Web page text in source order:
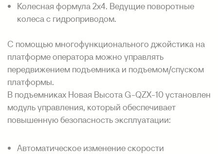
Колесная формула 2x4. Ведущие поворотные
колеса с гидроприводом.
С помощью многофункционального джойстика на
платформе оператора можно управлять
передвижением подъемника и подъемом/спуском
платформы.
В подъемниках Новая Высота G-QZX-10 установлен
модуль управления, который обеспечивает
повышенную безопасность эксплуатации:
Автоматическое изменение скорости